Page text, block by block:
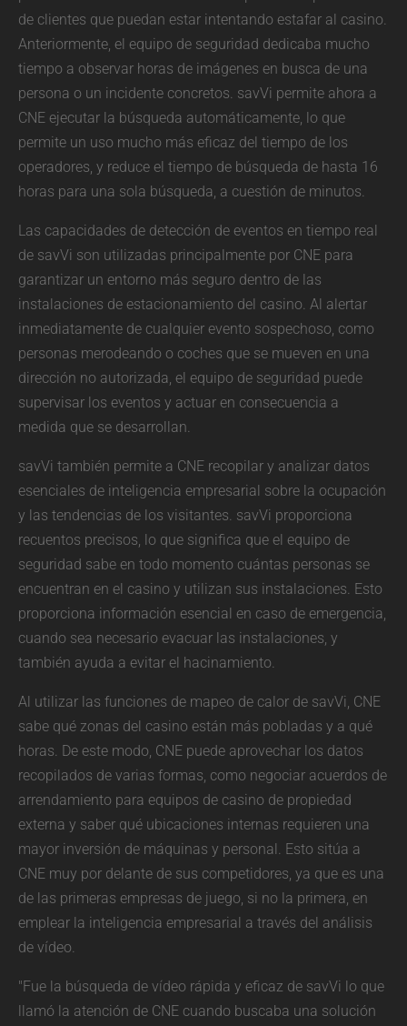
de clientes que puedan estar intentando estafar al casino.
Anteriormente, el equipo de seguridad dedicaba mucho
tiempo a observar horas de imágenes en busca de una
persona o un incidente concretos. savVi permite ahora a
CNE ejecutar la búsqueda automáticamente, lo que
permite un uso mucho más eficaz del tiempo de los
operadores, y reduce el tiempo de búsqueda de hasta 16
horas para una sola búsqueda, a cuestión de minutos.
Las capacidades de detección de eventos en tiempo real
de savVi son utilizadas principalmente por CNE para
garantizar un entorno más seguro dentro de las
instalaciones de estacionamiento del casino. Al alertar
inmediatamente de cualquier evento sospechoso, como
personas merodeando o coches que se mueven en una
dirección no autorizada, el equipo de seguridad puede
supervisar los eventos y actuar en consecuencia a
medida que se desarrollan.
savVi también permite a CNE recopilar y analizar datos
esenciales de inteligencia empresarial sobre la ocupación
y las tendencias de los visitantes. savVi proporciona
recuentos precisos, lo que significa que el equipo de
seguridad sabe en todo momento cuántas personas se
encuentran en el casino y utilizan sus instalaciones. Esto
proporciona información esencial en caso de emergencia,
cuando sea necesario evacuar las instalaciones, y
también ayuda a evitar el hacinamiento.
Al utilizar las funciones de mapeo de calor de savVi, CNE
sabe qué zonas del casino están más pobladas y a qué
horas. De este modo, CNE puede aprovechar los datos
recopilados de varias formas, como negociar acuerdos de
arrendamiento para equipos de casino de propiedad
externa y saber qué ubicaciones internas requieren una
mayor inversión de máquinas y personal. Esto sitúa a
CNE muy por delante de sus competidores, ya que es una
de las primeras empresas de juego, si no la primera, en
emplear la inteligencia empresarial a través del análisis
de vídeo.
"Fue la búsqueda de vídeo rápida y eficaz de savVi lo que
llamó la atención de CNE cuando buscaba una solución